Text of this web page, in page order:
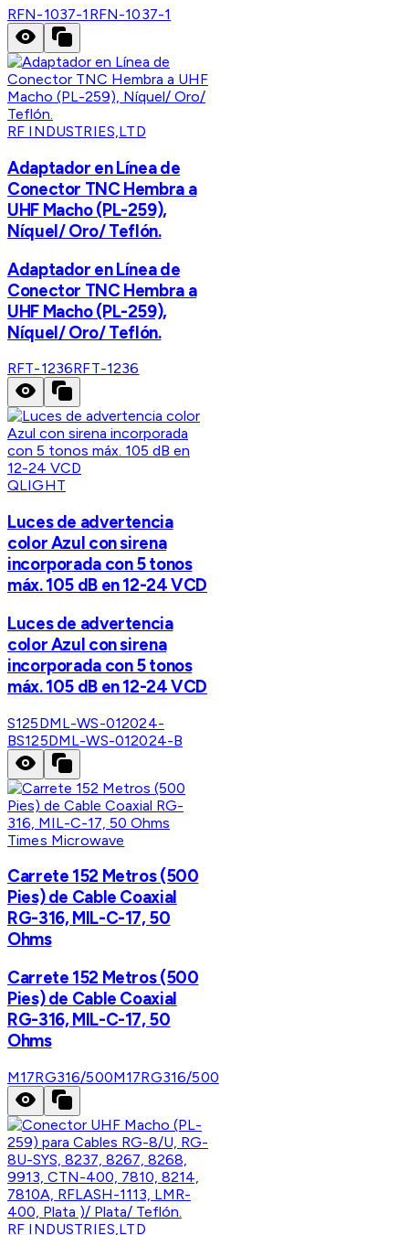
RFN-1037-1 RFN-1037-1
RF INDUSTRIES,LTD
Adaptador en Línea de
Conector TNC Hembra a
UHF Macho (PL-259),
Níquel/ Oro/ Teflón.
Adaptador en Línea de
Conector TNC Hembra a
UHF Macho (PL-259),
Níquel/ Oro/ Teflón.
RFT-1236RFT-1236
QLIGHT
Luces de advertencia
color Azul con sirena
incorporada con 5 tonos
máx. 105 dB en 12-24 VCD
Luces de advertencia
color Azul con sirena
incorporada con 5 tonos
máx. 105 dB en 12-24 VCD
S125DML-WS-012024-
BS125DML-WS-012024-B
Times Microwave
Carrete 152 Metros (500
Pies) de Cable Coaxial
RG-316, MIL-C-17, 50
Ohms
Carrete 152 Metros (500
Pies) de Cable Coaxial
RG-316, MIL-C-17, 50
Ohms
M17RG316/500M17RG316/500
RF INDUSTRIES,LTD